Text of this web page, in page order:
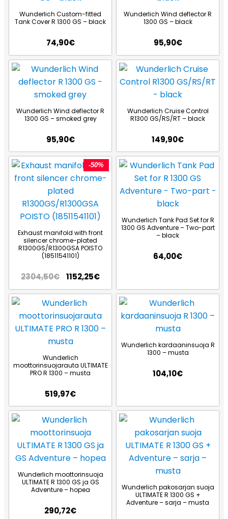
Wunderlich Custom-fitted
Tank Cover R 1300 GS – black
74,90€
Wunderlich Wind deflector R
1300 GS – black
95,90€
Wunderlich Wind deflector R
1300 GS – smoked grey
95,90€
Wunderlich Cruise Control
R1300 GS/RS/RT – black
149,90€
-50%
Exhaust manifold with front
silencer chrome-plated
R1300GS/R1300GSA POISTO
(18511541101)
2304,50€ 1152,25€
Wunderlich Tank Pad Set for R
1300 GS Adventure – Two-part
– black
64,00€
Wunderlich
moottorinsuojarauta ULTIMATE
PRO R 1300 – musta
519,97€
Wunderlich kardaaninsuoja R
1300 – musta
104,10€
Wunderlich moottorinsuoja
ULTIMATE R 1300 GS ja GS
Adventure – hopea
290,72€
Wunderlich pakosarjan suoja
ULTIMATE R 1300 GS +
Adventure – sarja – musta